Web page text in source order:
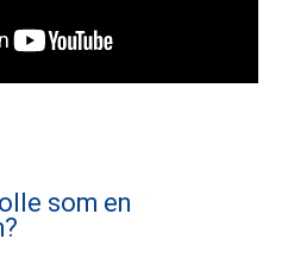
som en